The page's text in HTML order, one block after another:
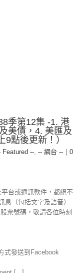
季第12集 -1. 港
美債，4. 美匯及
點後更新！）
Featured --, -- 網台 --
0
台或通訊軟件，都絕不
（包括文字及語音）
票號碼，敬請各位時刻
式發送到Facebook